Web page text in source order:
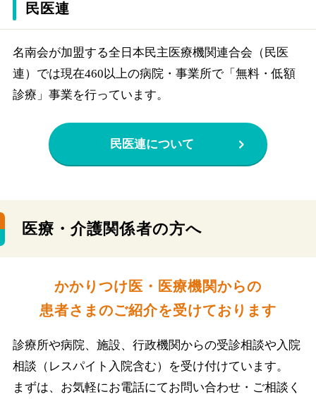
民医連
名南会が加盟する全日本民主医療機関連合会（民医
連）では現在460以上の病院・事業所で「無料・低額
診療」事業を行っています。
民医連について
医療・介護関係者の方へ
かかりつけ医・医療機関からの
患者さまのご紹介を受けております
診療所や病院、施設、行政機関からの受診相談や入院
相談（レスパイト入院含む）を受け付けています。
まずは、お気軽にお電話にてお問い合わせ・ご相談く